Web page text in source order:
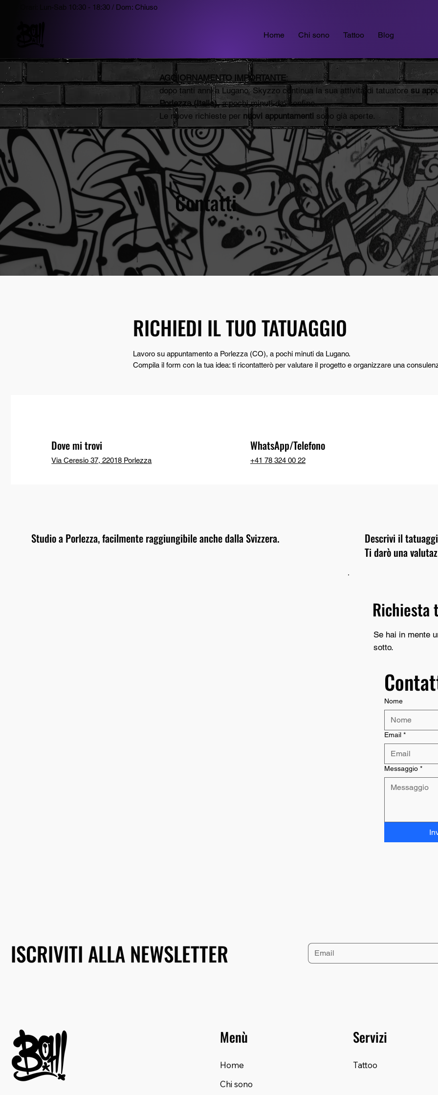
Orari: Lun-Sab 10:30 - 18:30 / Dom: Chiuso
Home Chi sono Tattoo Blog
Contatti
RICHIEDI IL TUO TATUAGGIO
Lavoro su appuntamento a Porlezza (CO), a pochi minuti da Lugano.
Compila il form con la tua idea: ti ricontatterò per valutare il progetto e organizzare una
Dove mi trovi
Via Ceresio 37, 22018 Porlezza
WhatsApp/Telefono
+41 78 324 00 22
Richiesta
Se hai in mente
sotto.
Più dettagli
Nome
Email *
Messaggio *
Studio a Porlezza, facilmente raggiungibile anche dalla Svizzera.
Descrivi il
Ti darò una
AGGIORNAMENTO IMPORTANTE:
dopo tanti anni a Lugano, Skyzzo continua la sua attività di tatuatore su
Porlezza (Italia), a pochi minuti dal confine.
Le nuove richieste per nuovi appuntamenti sono già aperte.
ISCRIVITI ALLA NEWSLETTER
Menù
Home
Chi sono
Servizi
Tattoo